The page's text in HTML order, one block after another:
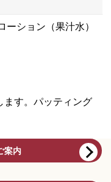
ション（果汁水）
ます。パッティング
案内